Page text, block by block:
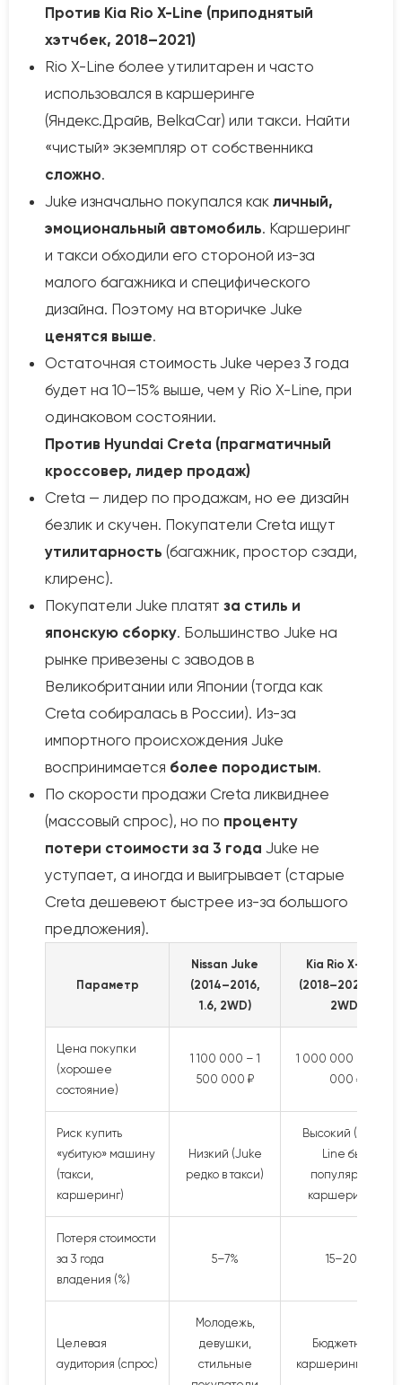
Против Kia Rio X-Line (приподнятый
хэтчбек, 2018–2021)
Rio X-Line более утилитарен и часто
использовался в каршеринге
(Яндекс.Драйв, BelkaCar) или такси. Найти
«чистый» экземпляр от собственника
сложно.
Juke изначально покупался как личный,
эмоциональный автомобиль. Каршеринг
и такси обходили его стороной из-за
малого багажника и специфического
дизайна. Поэтому на вторичке Juke
ценятся выше.
Остаточная стоимость Juke через 3 года
будет на 10–15% выше, чем у Rio X-Line, при
одинаковом состоянии.
Против Hyundai Creta (прагматичный
кроссовер, лидер продаж)
Creta — лидер по продажам, но ее дизайн
безлик и скучен. Покупатели Creta ищут
утилитарность (багажник, простор сзади,
клиренс).
Покупатели Juke платят за стиль и
японскую сборку. Большинство Juke на
рынке привезены с заводов в
Великобритании или Японии (тогда как
Creta собиралась в России). Из-за
импортного происхождения Juke
воспринимается более породистым.
По скорости продажи Creta ликвиднее
(массовый спрос), но по проценту
потери стоимости за 3 года Juke не
уступает, а иногда и выигрывает (старые
Creta дешевеют быстрее из-за большого
предложения).
Параметр
Nissan Juke
(2014–2016,
1.6, 2WD)
Kia Rio X-Line
(2018–2020, 1.6,
2WD)
Цена покупки
(хорошее
состояние)
1 100 000 – 1
500 000 ₽
1 000 000 – 1 300
000 ₽
Риск купить
«убитую» машину
(такси,
каршеринг)
Низкий (Juke
редко в такси)
Высокий (Rio X-
Line был
популярен в
каршеринге)
Потеря стоимости
за 3 года
владения (%)
5–7% 15–20%
Целевая
аудитория (спрос)
Молодежь,
девушки,
стильные
Бюджетные,
каршеринг, такси